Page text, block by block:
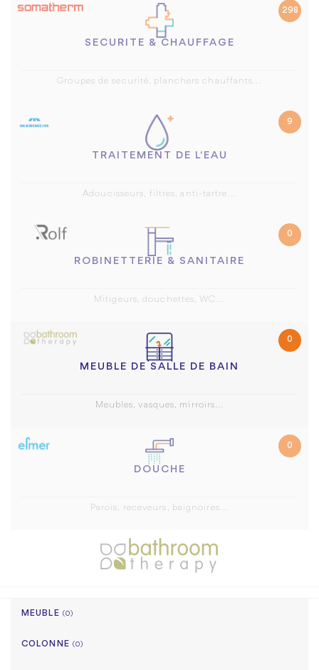
298
SECURITE & CHAUFFAGE
Groupes de securité, planchers chauffants...
9
TRAITEMENT DE L'EAU
Adoucisseurs, filtres, anti-tartre...
0
ROBINETTERIE & SANITAIRE
Mitigeurs, douchettes, WC...
0
MEUBLE DE SALLE DE BAIN
Meubles, vasques, mirroirs...
0
DOUCHE
Parois, receveurs, baignoires...
MEUBLE (0)
COLONNE (0)